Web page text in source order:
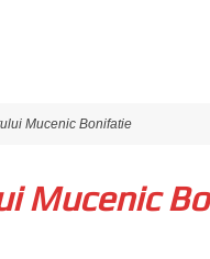
Mucenic Bonifatie
Mucenic